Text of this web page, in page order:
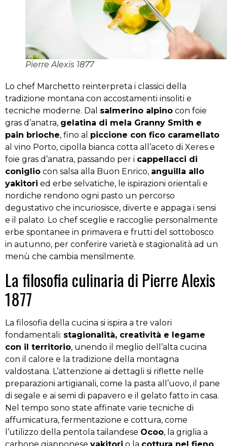
Pierre Alexis 1877
Lo chef Marchetto reinterpreta i classici della
tradizione montana con accostamenti insoliti e
tecniche moderne. Dal salmerino alpino con foie
gras d’anatra, gelatina di mela Granny Smith e
pain brioche, fino al piccione con fico caramellato
al vino Porto, cipolla bianca cotta all’aceto di Xeres e
foie gras d’anatra, passando per i cappellacci di
coniglio con salsa alla Buon Enrico, anguilla allo
yakitori ed erbe selvatiche, le ispirazioni orientali e
nordiche rendono ogni pasto un percorso
degustativo che incuriosisce, diverte e appaga i sensi
e il palato. Lo chef sceglie e raccoglie personalmente
erbe spontanee in primavera e frutti del sottobosco
in autunno, per conferire varietà e stagionalità ad un
menù che cambia mensilmente.
La filosofia culinaria di Pierre Alexis
1877
La filosofia della cucina si ispira a tre valori
fondamentali: stagionalità, creatività e legame
con il territorio, unendo il meglio dell’alta cucina
con il calore e la tradizione della montagna
valdostana. L’attenzione ai dettagli si riflette nelle
preparazioni artigianali, come la pasta all’uovo, il pane
di segale e ai semi di papavero e il gelato fatto in casa.
Nel tempo sono state affinate varie tecniche di
affumicatura, fermentazione e cottura, come
l’utilizzo della pentola tailandese Ocoo, la griglia a